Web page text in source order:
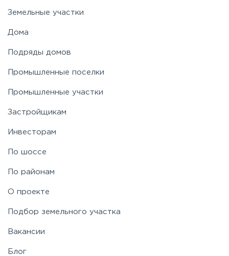
Земельные участки
Дома
Подряды домов
Промышленные поселки
Промышленные участки
Застройщикам
Инвесторам
По шоссе
По районам
О проекте
Подбор земельного участка
Вакансии
Блог